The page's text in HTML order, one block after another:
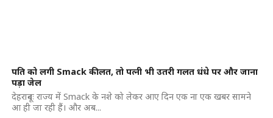
पति को लगी Smack की लत, तो पत्नी भी उतरी गलत धंधे पर और जाना
पड़ा जेल
देहरादूनः राज्य में Smack के नशे को लेकर आए दिन एक ना एक खबर सामने
आ ही जा रही हैं। और अब...